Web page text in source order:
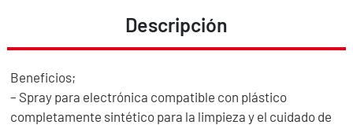
Descripción
Beneficios;
– Spray para electrónica compatible con plástico
completamente sintético para la limpieza y el cuidado de